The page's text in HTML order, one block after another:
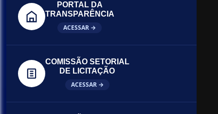
PORTAL DA
TRANSPARÊNCIA
ACESSAR →
COMISSÃO SETORIAL
DE LICITAÇÃO
ACESSAR →